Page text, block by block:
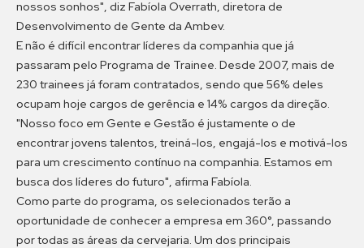
nossos sonhos", diz Fabíola Overrath, diretora de
Desenvolvimento de Gente da Ambev.
E não é difícil encontrar líderes da companhia que já
passaram pelo Programa de Trainee. Desde 2007, mais de
230 trainees já foram contratados, sendo que 56% deles
ocupam hoje cargos de gerência e 14% cargos da direção.
"Nosso foco em Gente e Gestão é justamente o de
encontrar jovens talentos, treiná-los, engajá-los e motivá-los
para um crescimento contínuo na companhia. Estamos em
busca dos líderes do futuro", afirma Fabíola.
Como parte do programa, os selecionados terão a
oportunidade de conhecer a empresa em 360°, passando
por todas as áreas da cervejaria. Um dos principais